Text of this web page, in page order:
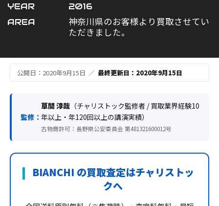
YEAR
2016
AREA
神奈川県のお客様より買取させてい
ただきました。
公開日：2020年9月15日 ／ 最終更新日：2020年9月15日
監修：
草間 淳哉 （チャリストック監修者 / 買取業界経験10
年以上・年120回以上の講演実績）
古物商許可：長野県公安委員会 第481321600012号
BIANCHI の買取査定はチャリストッ
クへ